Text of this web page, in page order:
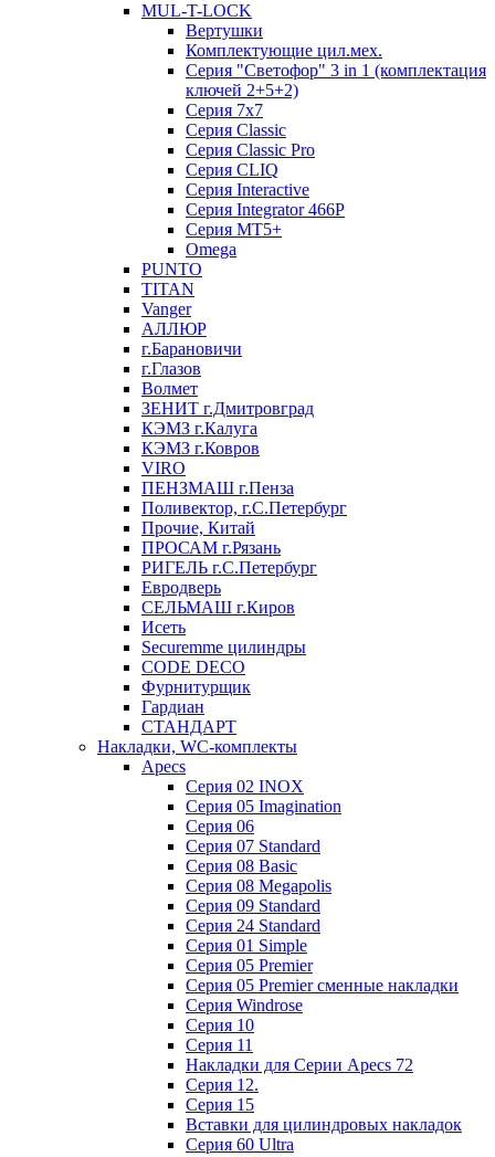
MUL-T-LOCK
Вертушки
Комплектующие цил.мех.
Серия "Светофор" 3 in 1 (комплектация
ключей 2+5+2)
Серия 7х7
Серия Classic
Серия Classic Pro
Серия CLIQ
Серия Interactive
Серия Integrator 466P
Серия MT5+
Omega
PUNTO
TITAN
Vanger
АЛЛЮР
г.Барановичи
г.Глазов
Волмет
ЗЕНИТ г.Дмитровград
КЭМЗ г.Калуга
КЭМЗ г.Ковров
VIRO
ПЕНЗМАШ г.Пенза
Поливектор, г.С.Петербург
Прочие, Китай
ПРОСАМ г.Рязань
РИГЕЛЬ г.С.Петербург
Евродверь
СЕЛЬМАШ г.Киров
Исеть
Securemme цилиндры
CODE DECO
Фурнитурщик
Гардиан
СТАНДАРТ
Накладки, WC-комплекты
Apecs
Cерия 02 INOX
Cерия 05 Imagination
Cерия 06
Cерия 07 Standard
Cерия 08 Basic
Cерия 08 Megapolis
Cерия 09 Standard
Cерия 24 Standard
Серия 01 Simple
Серия 05 Premier
Серия 05 Premier сменные накладки
Cерия Windrose
Серия 10
Серия 11
Накладки для Серии Apecs 72
Серия 12.
Серия 15
Вставки для цилиндровых накладок
Серия 60 Ultra